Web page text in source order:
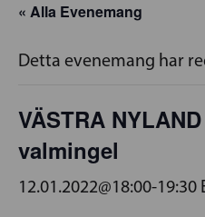
« Alla Evenemang
Detta evenemang har
VÄSTRA
valmingel
12.01.2022@18:00-19:30